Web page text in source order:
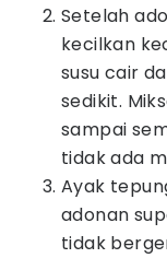
Setelah
kecilkan
susu cair
sedikit.
sampai
tidak ada
Ayak
adonan
tidak